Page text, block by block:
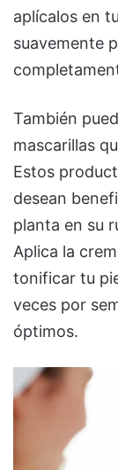
aplícalos en
suavemente
También
mascarillas
Estos
desean
planta en su
Aplica la
tonificar tu
veces por
óptimos.